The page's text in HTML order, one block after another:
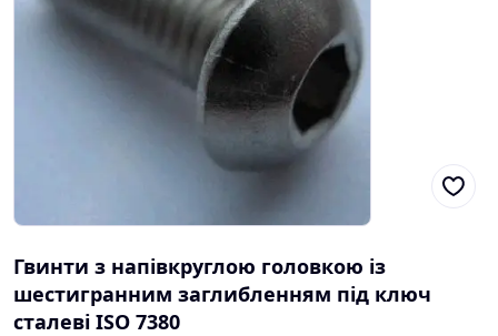
Гвинти з напівкруглою головкою із
шестигранним заглибленням під ключ
сталеві ISO 7380